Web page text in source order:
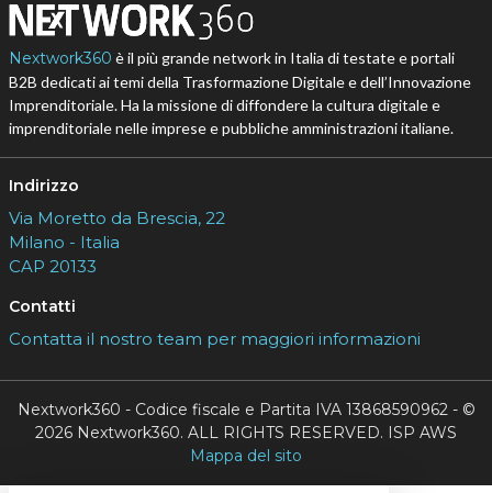
Nextwork360 è il più grande network in Italia di testate e portali
B2B dedicati ai temi della Trasformazione Digitale e dell’Innovazione
Imprenditoriale. Ha la missione di diffondere la cultura digitale e
imprenditoriale nelle imprese e pubbliche amministrazioni italiane.
Indirizzo
Via Moretto da Brescia, 22
Milano - Italia
CAP 20133
Contatti
Contatta il nostro team per maggiori informazioni
Nextwork360 - Codice fiscale e Partita IVA 13868590962 - ©
2026 Nextwork360. ALL RIGHTS RESERVED. ISP AWS
Mappa del sito